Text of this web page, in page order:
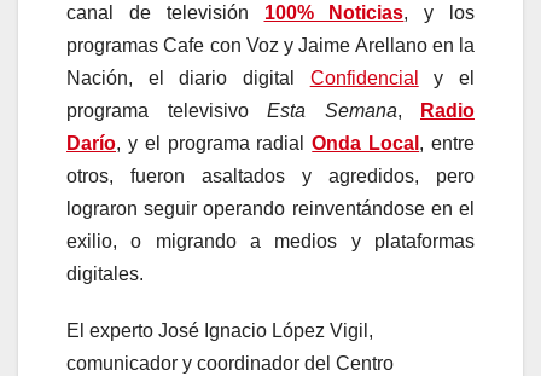
canal de televisión 100% Noticias, y los
programas Cafe con Voz y Jaime Arellano en la
Nación, el diario digital Confidencial
y el
programa televisivo Esta Semana,
Radio
Darío, y el programa radialOnda Local , entre
otros, fueron asaltados y agredidos, pero
lograron seguir operando reinventándose en el
exilio, o migrando a medios y plataformas
digitales.
El experto José Ignacio López Vigil,
comunicador y coordinador del Centro